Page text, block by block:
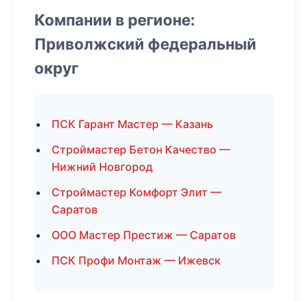
Компании в регионе:
Приволжский федеральный
округ
ПСК Гарант Мастер — Казань
Строймастер Бетон Качество —
Нижний Новгород
Строймастер Комфорт Элит —
Саратов
ООО Мастер Престиж — Саратов
ПСК Профи Монтаж — Ижевск